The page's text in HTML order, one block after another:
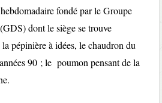
fondé par le Groupe
dont le siège se trouve
pépinière à idées, le chaudron du
90 ; le poumon pensant de la